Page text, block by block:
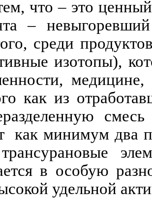
что – это
–
среди
изотопы),
как из
как минимум два
в особую
удельной